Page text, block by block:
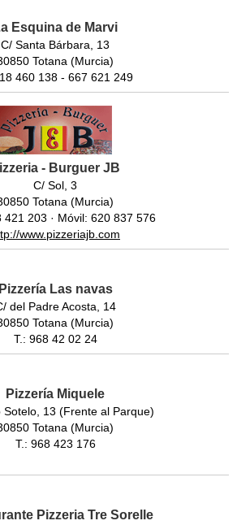
Esquina de Marvi
C/ Santa Bárbara, 13
Totana (Murcia)
460 138 - 667 621 249
- Burguer JB
C/ Sol, 3
Totana (Murcia)
421 203 · Móvil: 620 837 576
www.pizzeriajb.com
Pizzería Las navas
del Padre Acosta, 14
Totana (Murcia)
T.: 968 42 02 24
Pizzería Miquele
Sotelo, 13 (Frente al Parque)
Totana (Murcia)
T.: 968 423 176
Pizzeria Tre Sorelle